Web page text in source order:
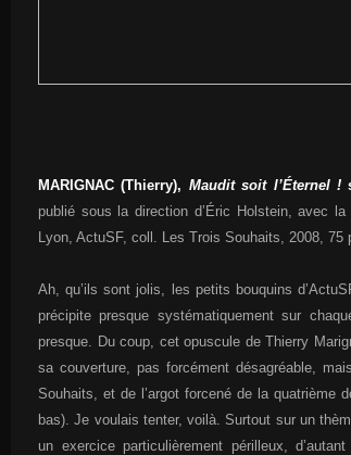
MARIGNAC (Thierry), Maudit soit l’Éternel !
publié sous la direction d’Éric Holstein, avec
Lyon, ActuSF, coll. Les Trois Souhaits, 2008, 75
Ah, qu’ils sont jolis, les petits bouquins
précipite presque systématiquement sur
presque. Du coup, cet opuscule de Thierry
sa couverture, pas forcément désagréable,
Souhaits, et de l’argot forcené de la quatrième
bas). Je voulais tenter, voilà. Surtout sur un
un exercice particulièrement périlleux,